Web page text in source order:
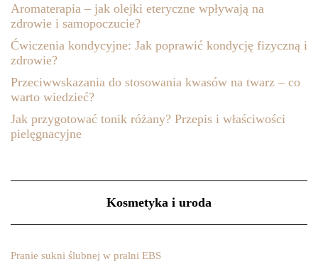
Aromaterapia – jak olejki eteryczne wpływają na
zdrowie i samopoczucie?
Ćwiczenia kondycyjne: Jak poprawić kondycję fizyczną i
zdrowie?
Przeciwwskazania do stosowania kwasów na twarz – co
warto wiedzieć?
Jak przygotować tonik różany? Przepis i właściwości
pielęgnacyjne
Kosmetyka i uroda
Pranie sukni ślubnej w pralni EBS